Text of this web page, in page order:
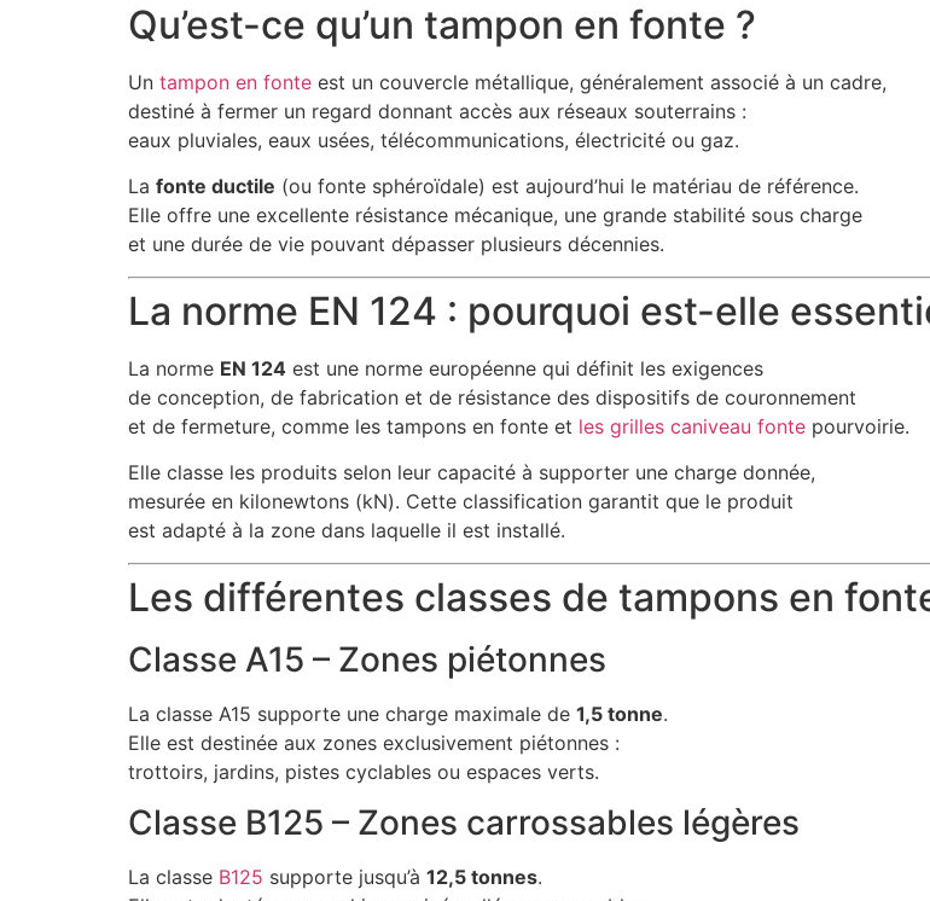
Qu’est-ce qu’un tampon en fonte ?
Un tampon en fonteest un couvercle métallique, généralement associé à un cadre,
destiné à fermer un regard donnant accès aux réseaux souterrains :
eaux pluviales, eaux usées, télécommunications, électricité ou gaz.
La fonte ductile (ou fonte sphéroïdale) est aujourd’hui le matériau de référence.
Elle offre une excellente résistance mécanique, une grande stabilité sous charge
et une durée de vie pouvant dépasser plusieurs décennies.
La norme EN 124 : pourquoi est-elle
La norme EN 124est une norme européenne qui définit les exigences
de conception, de fabrication et de résistance des dispositifs de couronnement
et de fermeture, comme les tampons en fonte et les grilles caniveau fontepourvoirie.
Elle classe les produits selon leur capacité à supporter une charge donnée,
mesurée en kilonewtons (kN). Cette classification garantit que le produit
est adapté à la zone dans laquelle il est installé.
Les différentes classes de tampons en
Classe A15 – Zones piétonnes
La classe A15 supporte une charge maximale de 1,5 tonne.
Elle est destinée aux zones exclusivement piétonnes :
trottoirs, jardins, pistes cyclables ou espaces verts.
Classe B125 – Zones carrossables légères
La classe B125 supporte jusqu’à 12,5 tonnes.